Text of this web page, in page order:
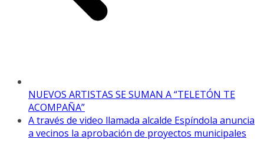
NUEVOS ARTISTAS SE SUMAN A “TELETÓN TE
ACOMPAÑA”
A través de video llamada alcalde Espíndola anuncia
a vecinos la aprobación de proyectos municipales